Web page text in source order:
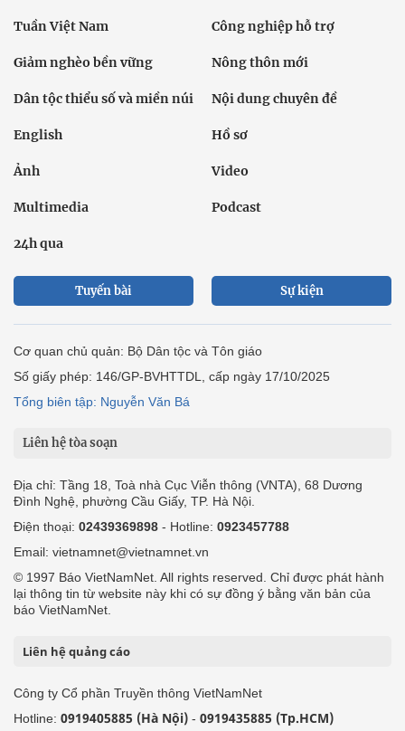
Tuần Việt Nam Công nghiệp hỗ trợ
Giảm nghèo bền vững Nông thôn mới
Dân tộc thiểu số và miền núi Nội dung chuyên đề
English Hồ sơ
Ảnh Video
Multimedia Podcast
24h qua
Tuyến bài Sự kiện
Cơ quan chủ quản: Bộ Dân tộc và Tôn giáo
Số giấy phép: 146/GP-BVHTTDL, cấp ngày 17/10/2025
Tổng biên tập: Nguyễn Văn Bá
Liên hệ tòa soạn
Địa chỉ: Tầng 18, Toà nhà Cục Viễn thông (VNTA), 68 Dương
Đình Nghệ, phường Cầu Giấy, TP. Hà Nội.
Điện thoại: 02439369898 - Hotline: 0923457788
Email: vietnamnet@vietnamnet.vn
© 1997 Báo VietNamNet. All rights reserved. Chỉ được phát hành
lại thông tin từ website này khi có sự đồng ý bằng văn bản của
báo VietNamNet.
Liên hệ quảng cáo
Công ty Cổ phần Truyền thông VietNamNet
Hotline: 0919405885 (Hà Nội) - 0919435885 (Tp.HCM)